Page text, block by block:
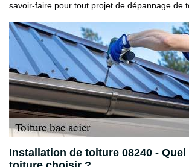
savoir-faire pour tout projet de dépannage de
Installation de toiture 08240 - Quel